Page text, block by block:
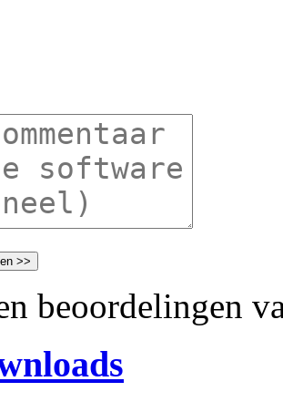
beoordelingen